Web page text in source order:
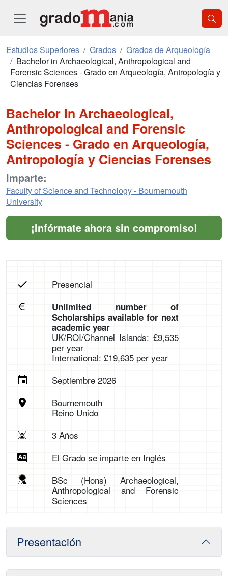
Estudios Superiores Grados
Grados de Arqueología
Bachelor in Archaeological, Anthropological and
Forensic Sciences - Grado en Arqueología, Antropología y
Ciencias Forenses
Bachelor in Archaeological,
Anthropological and Forensic
Sciences - Grado en Arqueología,
Antropología y Ciencias Forenses
Imparte:
Faculty of Science and Technology - Bournemouth
University
¡Infórmate ahora sin compromiso!
Presencial
Unlimited number of
Scholarships available for next
academic year
UK/ROI/Channel Islands: £9,535
per year
International: £19,635 per year
Septiembre 2026
Bournemouth
Reino Unido
3 Años
El Grado se imparte en Inglés
BSc (Hons) Archaeological,
Anthropological and Forensic
Sciences
Presentación